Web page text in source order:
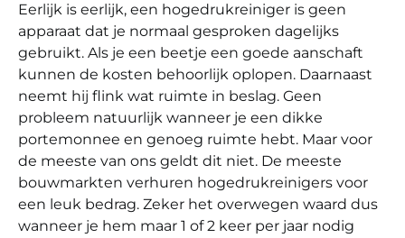
Eerlijk is eerlijk, een hogedrukreiniger is geen
apparaat dat je normaal gesproken dagelijks
gebruikt. Als je een beetje een goede aanschaft
kunnen de kosten behoorlijk oplopen. Daarnaast
neemt hij flink wat ruimte in beslag. Geen
probleem natuurlijk wanneer je een dikke
portemonnee en genoeg ruimte hebt. Maar voor
de meeste van ons geldt dit niet. De meeste
bouwmarkten verhuren hogedrukreinigers voor
een leuk bedrag. Zeker het overwegen waard dus
wanneer je hem maar 1 of 2 keer per jaar nodig